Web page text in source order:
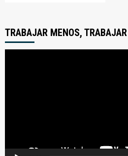
TRABAJAR MENOS,